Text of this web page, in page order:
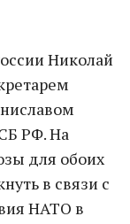
Николай
РФ. На
для обоих
в связи с
НАТО в